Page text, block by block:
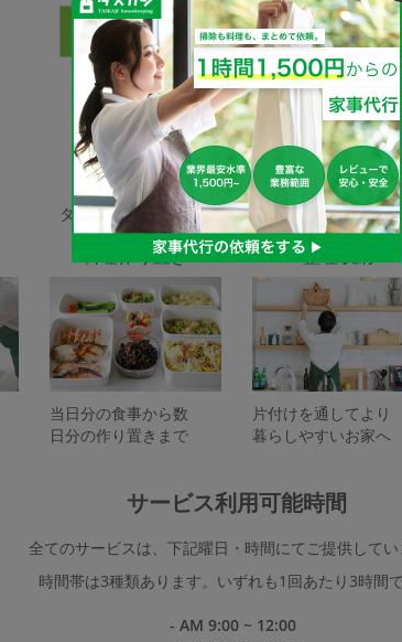
家事代行サービスの種類
タスカジで依頼できるサービスは下記となります
料理作り置き
当日分の食事から数
日分の作り置きまで
整理収納
片付けを通してより
暮らしやすいお家へ
サービス利用可能時間
全てのサービスは、下記曜日・時間にてご提供してい
時間帯は3種類あります。いずれも1回あたり3時間で
- AM 9:00 ~ 12:00